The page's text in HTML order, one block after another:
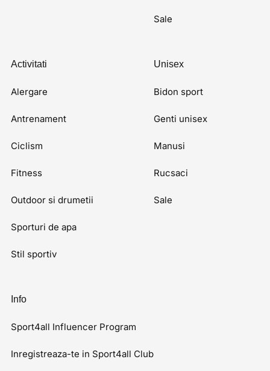
Sale
Activitati
Alergare
Antrenament
Ciclism
Fitness
Outdoor si drumetii
Sporturi de apa
Stil sportiv
Unisex
Bidon sport
Genti unisex
Manusi
Rucsaci
Sale
Info
Sport4all Influencer Program
Inregistreaza-te in Sport4all Club